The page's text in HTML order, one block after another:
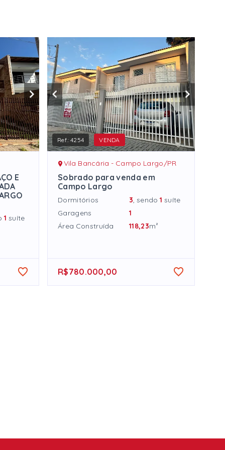
E
1 suíte
Ref.:4254 VENDA
Vila Bancária - Campo Largo/PR
Sobrado para venda em
Campo Largo
Dormitórios 3, sendo1 suíte
Garagens
1
Área Construída
118,23m²
R$780.000,00